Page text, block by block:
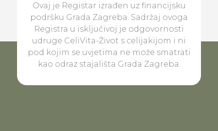
Ovaj je Registar izrađen uz financijsku
podršku Grada Zagreba. Sadržaj ovoga
Registra u isključivoj je odgovornosti
udruge CeliVita-Život s celijakijom i ni
pod kojim se uvjetima ne može smatrati
kao odraz stajališta Grada Zagreba.